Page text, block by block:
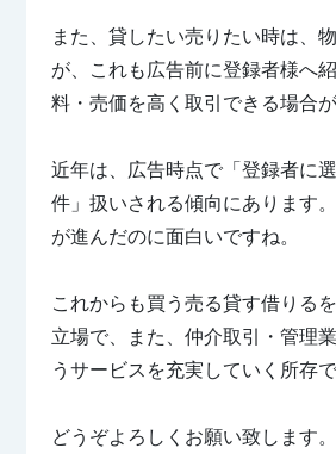
また、貸したい売りたい時は、
が、これも広告前に登録者様へ
料・売価を高く取引できる場合が
近年は、広告時点で「登録者に
件」扱いされる傾向にあります
が進んだのに面白いですね。
これからも買う売る貸す借りる
立場で、また、仲介取引・管理
うサービスを充実していく所存で
どうぞよろしくお願い致します。